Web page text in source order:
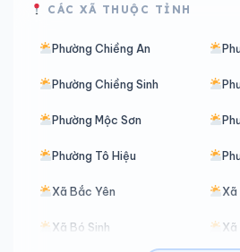
CÁC XÃ THUỘC TỈNH
Phường Chiềng An
Phường Chiềng Sinh
Phường Mộc Sơn
Phường Tô Hiệu
Xã Bắc Yên Xã
Xã Bó Sinh Xã